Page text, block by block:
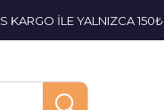
KARGO İLE YALNIZCA 150₺